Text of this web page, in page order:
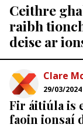
Ceithre
raibh
deise ar
Clare
29/03/2024
Fir áitiúla is
faoin ionsaí